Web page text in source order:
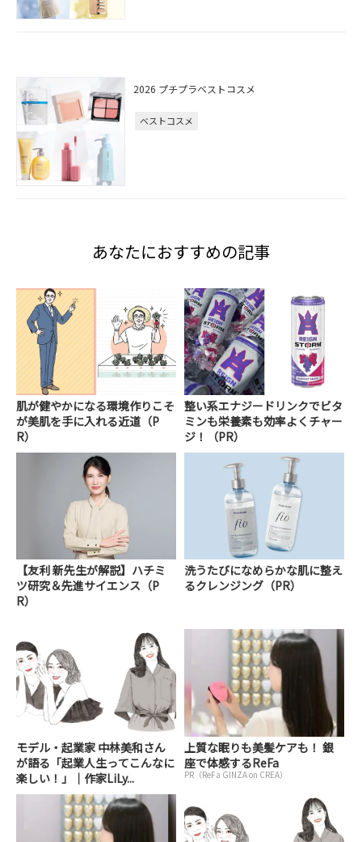
2026 プチプラベストコスメ
ベストコスメ
あなたにおすすめの記事
肌が健やかになる環境作りこそ
が美肌を手に入れる近道（P
R）
整い系エナジードリンクでビタ
ミンも栄養素も効率よくチャー
ジ！（PR）
【友利 新先生が解説】ハチミ
ツ研究＆先進サイエンス（P
R）
洗うたびになめらかな肌に整え
るクレンジング（PR）
モデル・起業家 中林美和さん
が語る「起業人生ってこんなに
楽しい！」｜作家LiLy...
上質な眠りも美髪ケアも！ 銀
座で体感するReFa
PR（ReFa GINZA on CREA）